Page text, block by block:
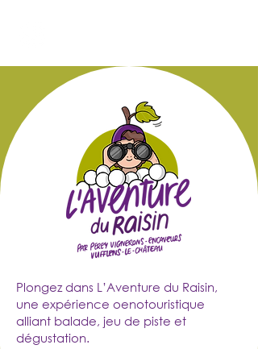
Plongez dans L’Aventure du Raisin,
une expérience oenotouristique
alliant balade, jeu de piste et
dégustation.